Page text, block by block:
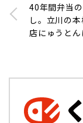
40年間弁当
し。立川の
店にゅうとん